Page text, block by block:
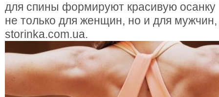
для спины формируют красивую осанку
не только для женщин, но и для
storinka.com.ua.